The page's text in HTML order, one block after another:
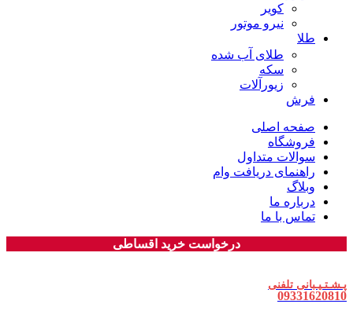
کویر
نیرو موتور
طلا
طلای آب شده
سکه
زیورآلات
فرش
صفحه اصلی
فروشگاه
سوالات متداول
راهنمای دریافت وام
وبلاگ
درباره ما
تماس با ما
درخواست خرید اقساطی
پـشـتـیـبانی تلفنی
09331620810